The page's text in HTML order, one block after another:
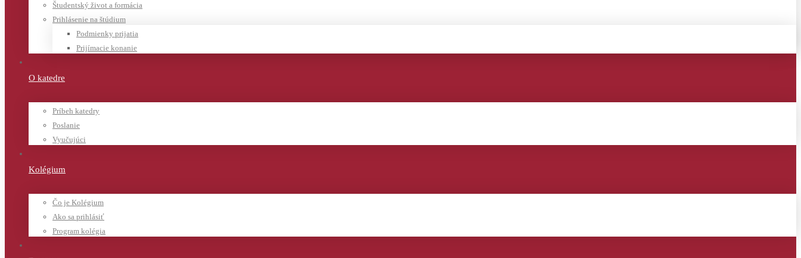
Študentský život a formácia
Prihlásenie na štúdium
Podmienky prijatia
Prijímacie konanie
O katedre
Príbeh katedry
Poslanie
Vyučujúci
Kolégium
Čo je Kolégium
Ako sa prihlásiť
Program kolégia